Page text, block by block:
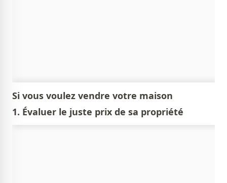
Si vous voulez vendre votre maison
1. Évaluer le juste prix de sa propriété